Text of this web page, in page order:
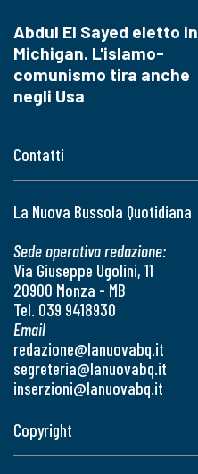
Contatti
La Nuova Bussola Quotidiana
Sede operativa redazione:
Via Giuseppe Ugolini, 11
20900 Monza - MB
Tel. 039 9418930
Email
redazione@lanuovabq.it
segreteria@lanuovabq.it
inserzioni@lanuovabq.it
Abdul El Sayed eletto in
Michigan. L'islamo-
comunismo tira anche
negli Usa
Copyright